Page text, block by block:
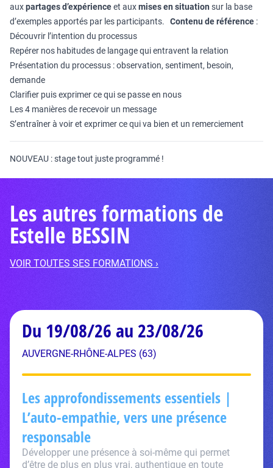
auxpartages d’expérienceet auxmises en situation sur la base
d’exemples apportés par les participants. Contenu de référence :
Découvrir l’intention du processus
Repérer nos habitudes de langage qui entravent la relation
Présentation du processus : observation, sentiment, besoin,
demande
Clarifier puis exprimer ce qui se passe en nous
Les 4 manières de recevoir un message
S’entraîner à voir et exprimer ce qui va bien et un remerciement
NOUVEAU : stage tout juste programmé !
Les autres formations de
Estelle BESSIN
VOIR TOUTES SES FORMATIONS ›
Du 19/08/26 au 23/08/26
AUVERGNE-RHÔNE-ALPES (63)
Les approfondissements essentiels |
L’auto-empathie, vers une présence
responsable
Développer une présence à soi-même qui permet
d’être de plus en plus vrai, authentique en toute